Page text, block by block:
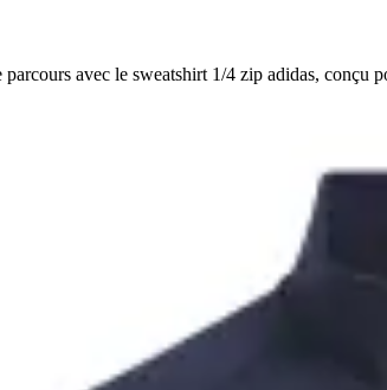
avec le sweatshirt 1/4 zip adidas, conçu